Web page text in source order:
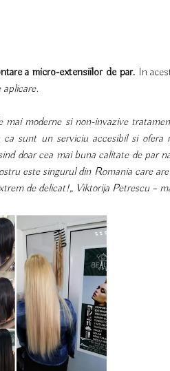
a micro-extensiilor de par.In
aplicare.
mai moderne si non-invazive
sunt un serviciu accesibil si
doar cea mai buna calitate de
este singurul din Romania care
de delicat!„ Viktorija Petrescu –